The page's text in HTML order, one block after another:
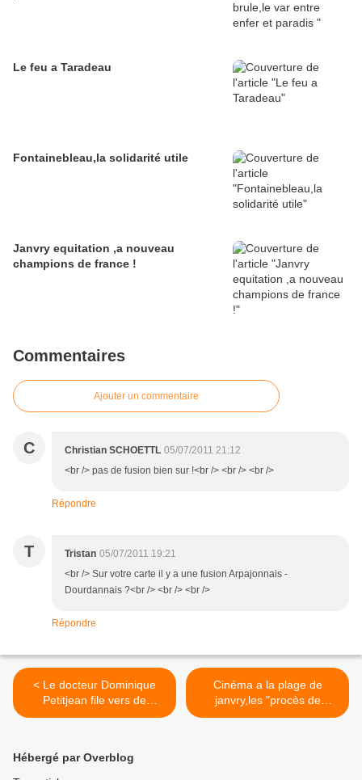
Le feu a Taradeau
Fontainebleau,la solidarité utile
Janvry equitation ,a nouveau
champions de france !
Commentaires
Ajouter un commentaire
C Christian SCHOETTL 05/07/2011 21:12
<br /> pas de fusion bien sur !<br /> <br /> <br />
Répondre
T Tristan 05/07/2011 19:21
<br /> Sur votre carte il y a une fusion Arpajonnais -
Dourdannais ?<br /> <br /> <br />
Répondre
< Le docteur Dominique
Petitjean file vers de
nouvelles aventures
Cinéma a la plage de
janvry,les "procès de
l'histoire".... >
Hébergé par Overblog